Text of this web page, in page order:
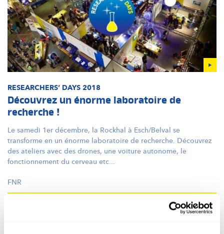
RESEARCHERS’ DAYS 2018
Découvrez un énorme laboratoire de
recherche !
Le samedi 1er décembre, la Rockhal à Esch/Belval se
transforme en un énorme laboratoire de recherche. Découvrez
des ateliers avec des drones, une voiture autonome, le
fonctionnement du cerveau etc...
FNR